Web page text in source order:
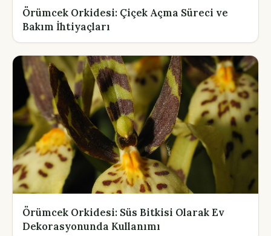
Örümcek Orkidesi: Çiçek Açma Süreci ve
Bakım İhtiyaçları
Örümcek Orkidesi: Süs Bitkisi Olarak Ev
Dekorasyonunda Kullanımı